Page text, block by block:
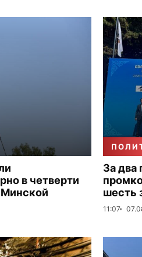
в четверти
За два
шесть
11:07